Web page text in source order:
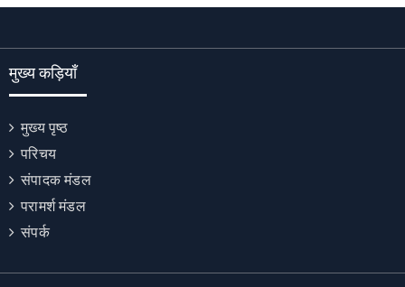
मुख्य कड़ियाँ
मुख्य पृष्ठ
परिचय
संपादक मंडल
परामर्श मंडल
संपर्क